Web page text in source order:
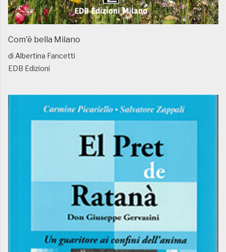
Com'è bella Milano
di Albertina Fancetti
EDB Edizioni